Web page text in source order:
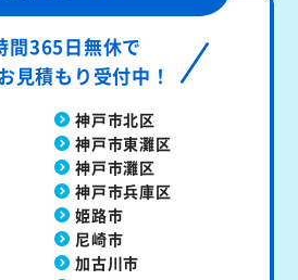
間365日無休で
見積もり受付中！
神戸市北区
神戸市東灘区
神戸市灘区
神戸市兵庫区
姫路市
尼崎市
加古川市